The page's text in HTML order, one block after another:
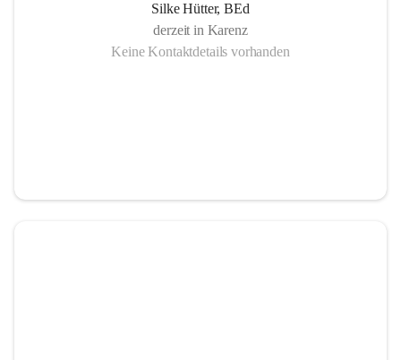
Silke Hütter, BEd
derzeit in Karenz
Keine Kontaktdetails vorhanden